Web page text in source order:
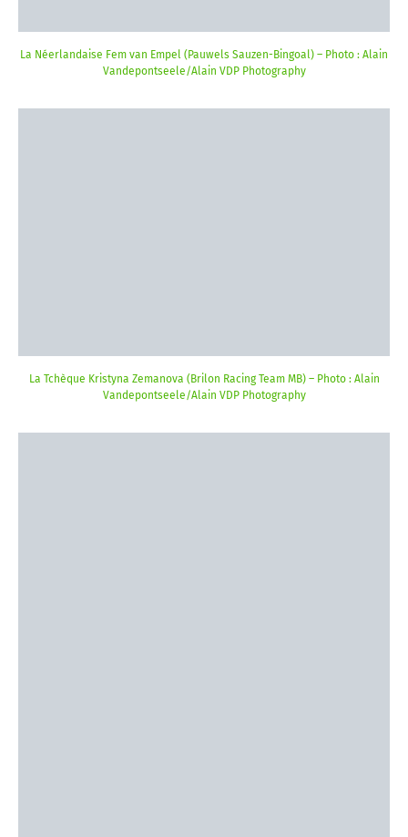
La Néerlandaise Fem van Empel (Pauwels Sauzen-Bingoal) – Photo : Alain
Vandepontseele/Alain VDP Photography
La Tchèque Kristyna Zemanova (Brilon Racing Team MB) – Photo : Alain
Vandepontseele/Alain VDP Photography